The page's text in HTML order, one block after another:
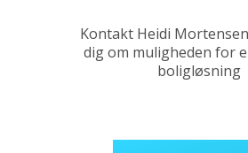
Kontakt Heidi
dig om muligheden for
boligløsning